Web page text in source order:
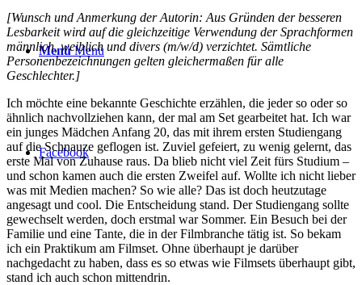
Menü Menü
Facebook
[Wunsch und Anmerkung der Autorin: Aus Gründen der besseren
Lesbarkeit wird auf die gleichzeitige Verwendung der Sprachformen
männlich, weiblich und divers (m/w/d) verzichtet. Sämtliche
Personenbezeichnungen gelten gleichermaßen für alle
Geschlechter.]
Ich möchte eine bekannte Geschichte erzählen, die jeder so oder so
ähnlich nachvollziehen kann, der mal am Set gearbeitet hat. Ich war
ein junges Mädchen Anfang 20, das mit ihrem ersten Studiengang
auf die Schnauze geflogen ist. Zuviel gefeiert, zu wenig gelernt, das
erste Mal von Zuhause raus. Da blieb nicht viel Zeit fürs Studium –
und schon kamen auch die ersten Zweifel auf. Wollte ich nicht lieber
was mit Medien machen? So wie alle? Das ist doch heutzutage
angesagt und cool. Die Entscheidung stand. Der Studiengang sollte
gewechselt werden, doch erstmal war Sommer. Ein Besuch bei der
Familie und eine Tante, die in der Filmbranche tätig ist. So bekam
ich ein Praktikum am Filmset. Ohne überhaupt je darüber
nachgedacht zu haben, dass es so etwas wie Filmsets überhaupt gibt,
stand ich auch schon mittendrin.